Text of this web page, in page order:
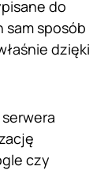
do
sam sposób
dzięki
czy